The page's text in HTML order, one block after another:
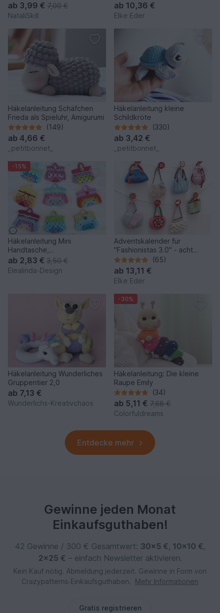
ab 3,99 € 7,00 €
NataliSkill
ab 10,36 €
Elke Eder
Häkelanleitung Schäfchen
Frieda als Spieluhr, Amigurumi
(149)
ab 4,66 €
_petitbonnet_
Häkelanleitung kleine
Schildkröte
(330)
ab 3,42 €
_petitbonnet_
-15%
Häkelanleitung Mini
Handtasche,
Schlüsselanhänger Bag
Charm Adventskalender
ab 2,83 € 3,50 €
Elealinda-Design
Adventskalender für
"Fashionistas 3.0" - acht
traumhafte Modelle
(65)
ab 13,11 €
Elke Eder
Häkelanleitung Wunderliches
Gruppentier 2,0
ab 7,13 €
Wunderlichs-Kreativchaos
-30%
Häkelanleitung: Die kleine
Raupe Emily
(34)
ab 5,11 € 7,68 €
Colorfuldreams
Entdecke mehr
Gewinne jeden Monat
Einkaufsguthaben!
42 Gewinne / 300 € Gesamtwert: 30×5 €, 10×10 €,
2×25 € – einfach Newsletter aktivieren.
Kein Kauf nötig. Abmeldung jederzeit. Gewinne in Form von
Crazypatterns‑Einkaufsguthaben.
Mehr Informationen
Gratis registrieren